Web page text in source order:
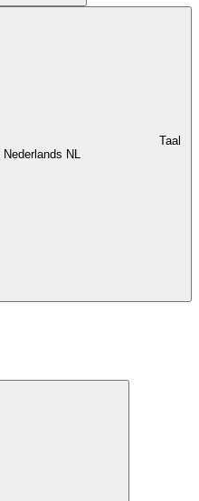
Taal
Nederlands NL